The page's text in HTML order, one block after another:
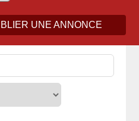
UNE ANNONCE